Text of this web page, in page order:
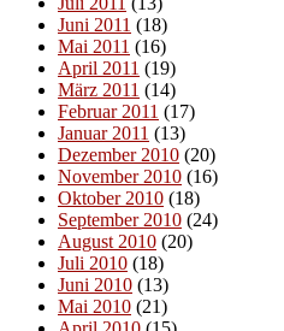
Juni 2011 (18)
Mai 2011 (16)
April 2011 (19)
März 2011 (14)
Februar 2011 (17)
Januar 2011 (13)
Dezember 2010 (20)
November 2010 (16)
Oktober 2010 (18)
September 2010 (24)
August 2010 (20)
Juli 2010 (18)
Juni 2010 (13)
Mai 2010 (21)